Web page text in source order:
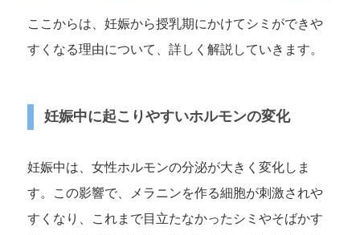
ここからは、妊娠から授乳期にかけてシミができや
すくなる理由について、詳しく解説していきます。
妊娠中に起こりやすいホルモンの変化
妊娠中は、女性ホルモンの分泌が大きく変化しま
す。この影響で、メラニンを作る細胞が刺激されや
すくなり、これまで目立たなかったシミやそばかす